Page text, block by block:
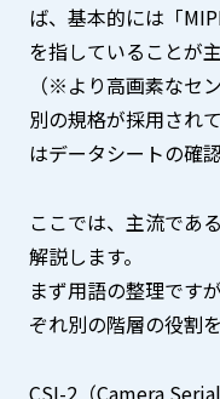
ば、基本的には「
を指していることが主
（※より高画素なセ
別の規格が採用され
はデータシートの確
ここでは、主流であ
解説します。
まず用語の整理です
ぞれ別の階層の役割
CSI-2（Camera